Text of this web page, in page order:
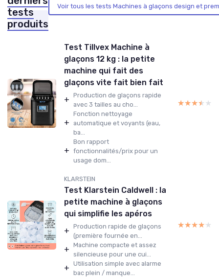
tests
produits
Voir tous les tests Machines à glaçons design et
Test Tillvex Machine à
glaçons 12 kg : la petite
machine qui fait des
glaçons vite fait bien fait
+ Production de glaçons rapide
avec 3 tailles au cho...
+
Fonction nettoyage
automatique et voyants (eau,
ba...
+
Bon rapport
fonctionnalités/prix pour un
usage dom...
★★★★★
★★★★★
KLARSTEIN
Test Klarstein Caldwell : la
petite machine à glaçons
qui simplifie les apéros
+ Production rapide de glaçons
(première fournée en...
+ Machine compacte et assez
silencieuse pour une cui...
+ Utilisation simple avec alarme
bac plein / manque...
★★★★★
★★★★★